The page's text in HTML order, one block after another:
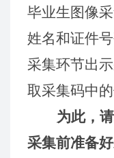
毕业生图像
姓名和证件
采集环节出
取采集码中的
为此，
采集前准备